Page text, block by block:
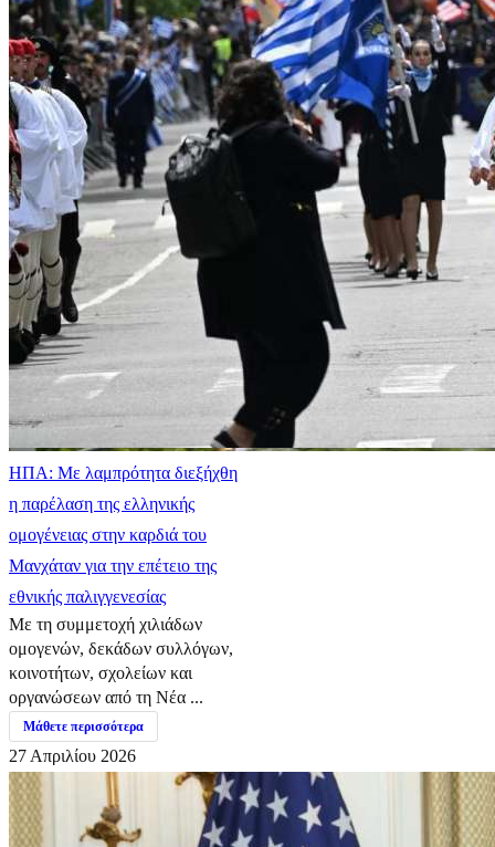
ΗΠΑ: Με λαμπρότητα διεξήχθη
η παρέλαση της ελληνικής
ομογένειας στην καρδιά του
Μανχάταν για την επέτειο της
εθνικής παλιγγενεσίας
Με τη συμμετοχή χιλιάδων
ομογενών, δεκάδων συλλόγων,
κοινοτήτων, σχολείων και
οργανώσεων από τη Νέα ...
Μάθετε περισσότερα
27 Απριλίου 2026